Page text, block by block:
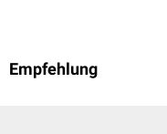
Empfehlung